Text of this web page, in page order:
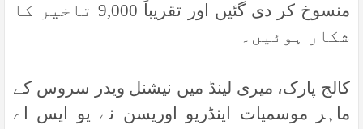
منسوخ کر دی گئیں اور تقریباً 9,000 تاخیر کا
شکار ہوئیں۔
کالج پارک، میری لینڈ میں نیشنل ویدر سروس کے
ماہر موسمیات اینڈریو اوریسن نے یو ایس اے